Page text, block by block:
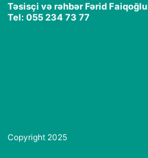
Təsisçi və rəhbər Fərid Faiqoğlu
Tel: 055 234 73 77
Copyright 2025